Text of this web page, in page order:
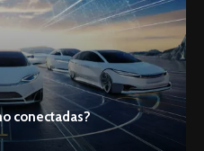
conectadas?